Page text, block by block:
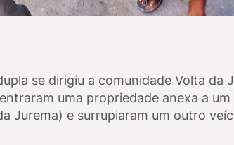
se dirigiu a comunidade Volta da
uma propriedade anexa a
Jurema) e surrupiaram um outro